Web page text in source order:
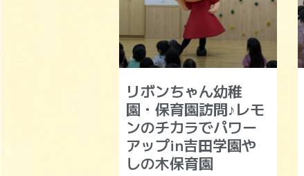
リボンちゃん幼稚
園・保育園訪問♪レモ
ンのチカラでパワー
アップin吉田学園や
しの木保育園